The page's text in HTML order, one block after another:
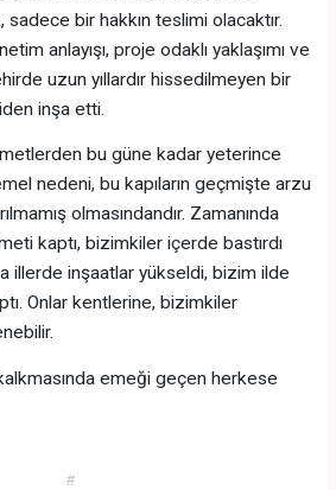
bir hakkın teslimi olacaktır.
anlayışı, proje odaklı yaklaşımı ve
uzun yıllardır hissedilmeyen bir
inşa etti.
bu güne kadar yeterince
nedeni, bu kapıların geçmişte arzu
olmasındandır. Zamanında
kaptı, bizimkiler içerde bastırdı
illerde inşaatlar yükseldi, bizim ilde
Onlar kentlerine, bizimkiler
emeği geçen herkese
#